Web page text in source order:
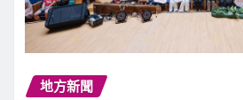
地方新聞